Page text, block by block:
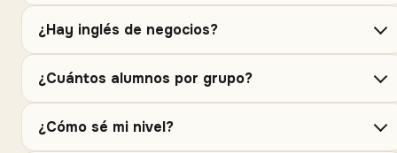
¿Hay inglés de negocios?
¿Cuántos alumnos por grupo?
¿Cómo sé mi nivel?